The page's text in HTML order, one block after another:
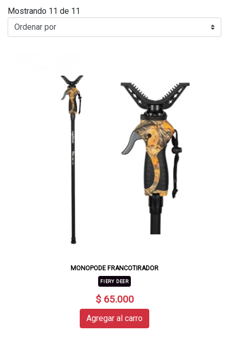
Mostrando 11 de 11
MONOPODE FRANCOTIRADOR
FIERY DEER
$ 65.000
Agregar al carro